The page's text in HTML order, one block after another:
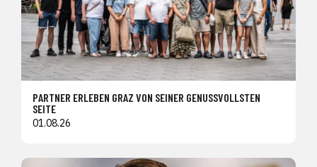
PARTNER ERLEBEN GRAZ VON SEINER GENUSSVOLLSTEN
SEITE
01.08.26